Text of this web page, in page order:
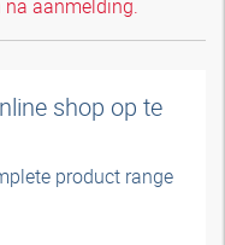
na aanmelding.
shop op te
product range